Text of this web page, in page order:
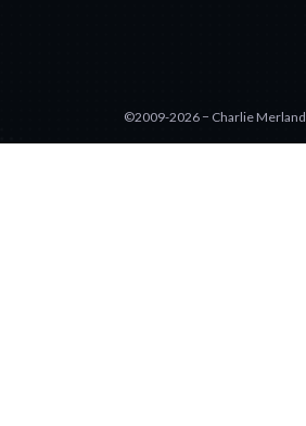
©2009-2026 − Charlie Merland